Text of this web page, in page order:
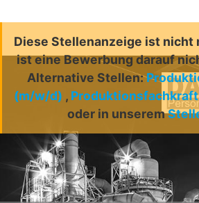
Diese Stellenanzeige ist nicht
ist eine Bewerbung darauf
Alternative Stellen:
(m/w/d) ,
oder in unserem